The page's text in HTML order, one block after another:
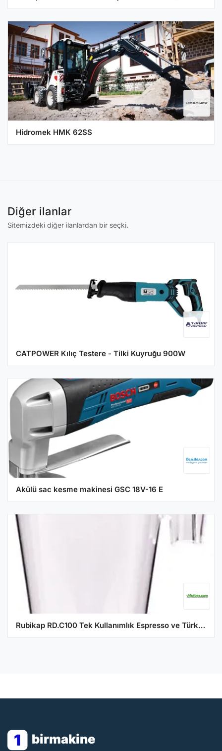
Hidromek HMK 62SS
Diğer ilanlar
Sitemizdeki diğer ilanlardan bir seçki.
CATPOWER Kılıç Testere - Tilki Kuyruğu 900W
Akülü sac kesme makinesi GSC 18V-16 E
Rubikap RD.C100 Tek Kullanımlık Espresso ve Türk Kahvesi Fincanı, 80 ml
1 birmakine